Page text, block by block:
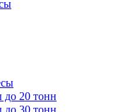
до 20 тонн
до 30 тонн